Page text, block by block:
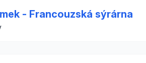
- Francouzská sýrárna